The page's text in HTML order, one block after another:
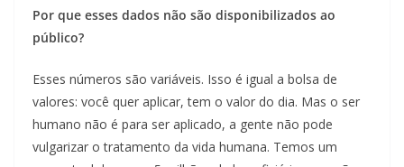
Por que esses dados não são disponibilizados ao
público?
Esses números são variáveis. Isso é igual a bolsa de
valores: você quer aplicar, tem o valor do dia. Mas o ser
humano não é para ser aplicado, a gente não pode
vulgarizar o tratamento da vida humana. Temos um